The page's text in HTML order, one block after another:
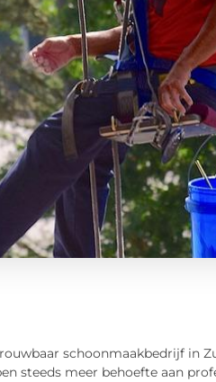
schoonmaakbedrijf in
steeds meer behoefte aan